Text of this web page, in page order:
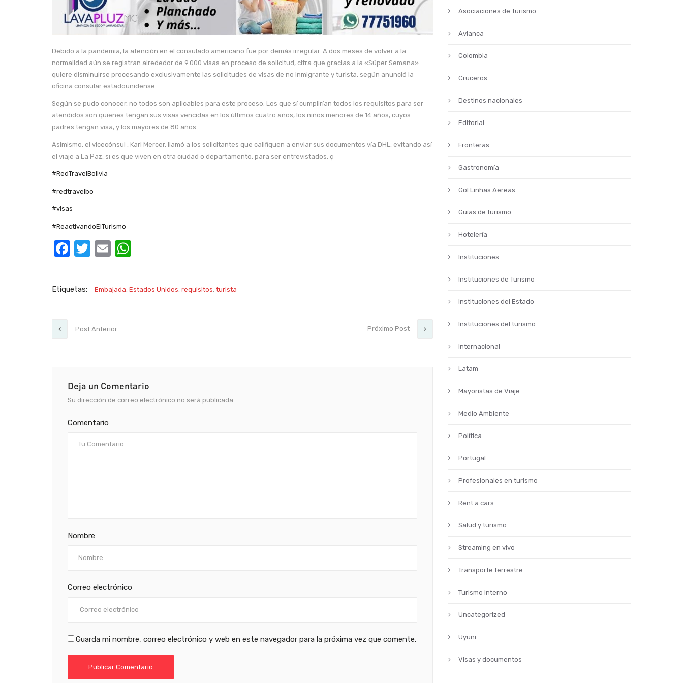
Debido a la pandemia, la atención en el consulado americano fue por demás irregular. A dos meses de volver a la
normalidad aún se registran alrededor de 9.000 visas en proceso de solicitud, cifra que gracias a la «Súper Semana»
quiere disminuirse procesando exclusivamente las solicitudes de visas de no inmigrante y turista, según anunció la
oficina consular estadounidense.
Según se pudo conocer, no todos son aplicables para este proceso. Los que sí cumplirían todos los requisitos para ser
atendidos son quienes tengan sus visas vencidas en los últimos cuatro años, los niños menores de 14 años, cuyos
padres tengan visa, y los mayores de 80 años.
Asimismo, el vicecónsul , Karl Mercer, llamó a los solicitantes que califiquen a enviar sus documentos vía DHL, evitando así
el viaje a La Paz, si es que viven en otra ciudad o departamento, para ser entrevistados. ç
#RedTravelBolivia
#redtravelbo
#visas
#ReactivandoElTurismo
Facebook
Twitter
Email
Etiquetas: Embajada, Estados Unidos, requisitos, turista
Post Anterior Próximo Post
Deja un Comentario
Su dirección de correo electrónico no será publicada.
Comentario
Nombre
Correo electrónico
Guarda mi nombre, correo electrónico y web en este navegador para la próxima vez que comente.
Asociaciones de Turismo
Avianca
Colombia
Cruceros
Destinos nacionales
Editorial
Fronteras
Gastronomía
Gol Linhas Aereas
Guías de turismo
Hotelería
Instituciones
Instituciones de Turismo
Instituciones del Estado
Instituciones del turismo
Internacional
Latam
Mayoristas de Viaje
Medio Ambiente
Política
Portugal
Profesionales en turismo
Rent a cars
Salud y turismo
Streaming en vivo
Transporte terrestre
Turismo Interno
Uncategorized
Uyuni
Visas y documentos